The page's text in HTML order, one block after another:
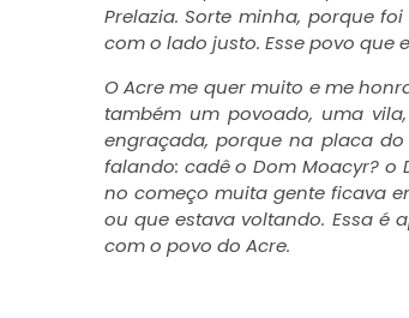
Prelazia. Sorte minha, porque
com o lado justo. Esse povo
O Acre me quer muito e me
também um povoado, uma
engraçada, porque na placa
falando: cadê o Dom Moacyr? o
no começo muita gente ficava
ou que estava voltando. Essa é
com o povo do Acre.